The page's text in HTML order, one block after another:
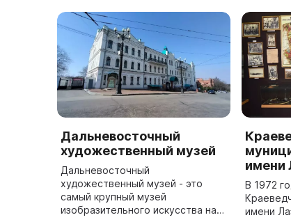
Дальневосточный
художественный музей
Дальневосточный
художественный музей - это
самый крупный музей
изобразительного искусства на
имени
В 1972
имени